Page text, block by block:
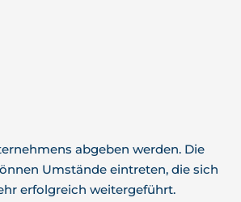
abgeben werden. Die
Umstände eintreten, die sich
erfolgreich weitergeführt.